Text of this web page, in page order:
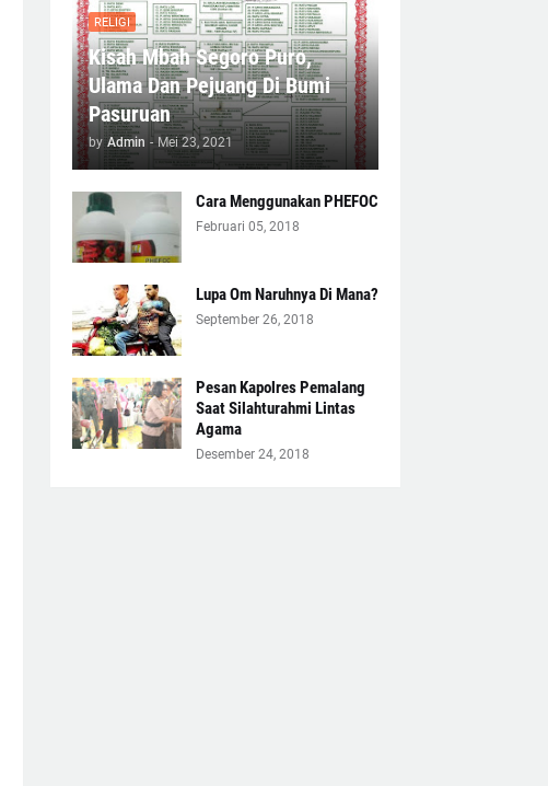
RELIGI
Kisah Mbah Segoro Puro,
Ulama Dan Pejuang Di Bumi
Pasuruan
by Admin - Mei 23, 2021
Cara Menggunakan PHEFOC
Februari 05, 2018
Lupa Om Naruhnya Di Mana?
September 26, 2018
Pesan Kapolres Pemalang
Saat Silahturahmi Lintas
Agama
Desember 24, 2018